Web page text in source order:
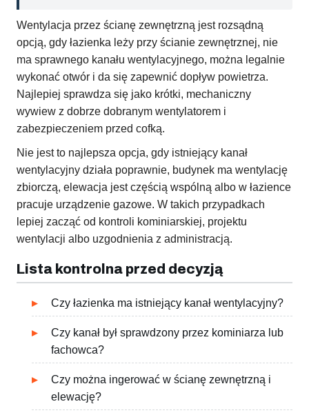
Wentylacja przez ścianę zewnętrzną jest rozsądną
opcją, gdy łazienka leży przy ścianie zewnętrznej, nie
ma sprawnego kanału wentylacyjnego, można legalnie
wykonać otwór i da się zapewnić dopływ powietrza.
Najlepiej sprawdza się jako krótki, mechaniczny
wywiew z dobrze dobranym wentylatorem i
zabezpieczeniem przed cofką.
Nie jest to najlepsza opcja, gdy istniejący kanał
wentylacyjny działa poprawnie, budynek ma wentylację
zbiorczą, elewacja jest częścią wspólną albo w łazience
pracuje urządzenie gazowe. W takich przypadkach
lepiej zacząć od kontroli kominiarskiej, projektu
wentylacji albo uzgodnienia z administracją.
Lista kontrolna przed decyzją
Czy łazienka ma istniejący kanał wentylacyjny?
Czy kanał był sprawdzony przez kominiarza lub
fachowca?
Czy można ingerować w ścianę zewnętrzną i
elewację?